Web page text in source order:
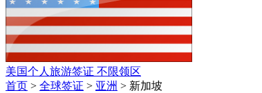
美国个人旅游签证 不限领区
首页 > 全球签证 > 亚洲 > 新加坡